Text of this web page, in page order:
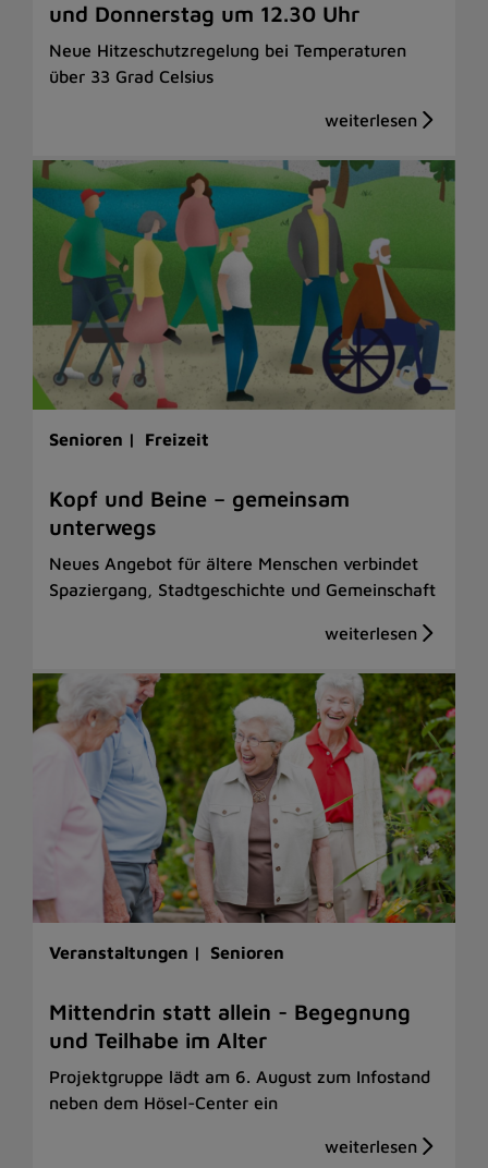
und Donnerstag um 12.30 Uhr
Neue Hitzeschutzregelung bei Temperaturen
über 33 Grad Celsius
Senioren | Freizeit
Kopf und Beine – gemeinsam
unterwegs
Neues Angebot für ältere Menschen verbindet
Spaziergang, Stadtgeschichte und Gemeinschaft
Veranstaltungen | Senioren
Mittendrin statt allein - Begegnung
und Teilhabe im Alter
Projektgruppe lädt am 6. August zum Infostand
neben dem Hösel-Center ein